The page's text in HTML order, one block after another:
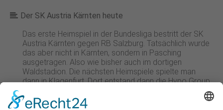
Der SK Austria Kärnten heute
Das erste Heimspiel in der Bundesliga bestritt der SK
Austria Kärnten gegen RB Salzburg. Tatsächlich wurde
das aber nicht in Kärnten, sondern in Pasching
ausgetragen. Also wie bisher auch im dortigen
Waldstadion. Die nächsten Heimspiele spielte man
dann in Klagenfurt. Dort entstand dann die Hypo Group
gegen Austria Wien mit 2:1 gewinnen konnte. Intensive